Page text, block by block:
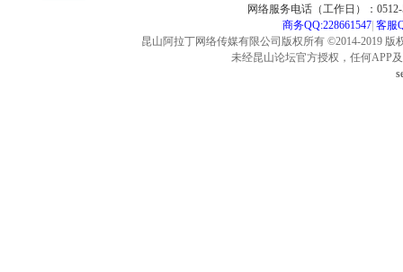
网络服务电话（工作日）：
商务QQ:228661547| 客服
昆山阿拉丁网络传媒有限公司版权所有 ©2014-2019
未经昆山论坛官方授权，任何APP